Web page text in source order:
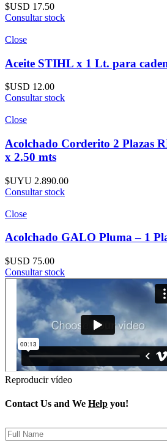
$USD 17.50
Consultar stock
Close
Aceite STIHL x 1 Lt. para
$USD 12.00
Consultar stock
Close
Acolchado Corderito 2 Plazas
x 2.50 mts
$UYU 2.890.00
Consultar stock
Close
Acolchado GALO Pluma – 1
$USD 75.00
Consultar stock
Reproducir vídeo
Contact Us and We Help you!